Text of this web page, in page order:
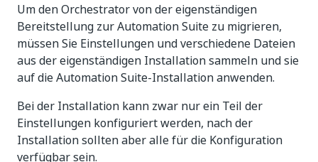
Um den Orchestrator von der eigenständigen
Bereitstellung zur Automation Suite zu migrieren,
müssen Sie Einstellungen und verschiedene Dateien
aus der eigenständigen Installation sammeln und sie
auf die Automation Suite-Installation anwenden.
Bei der Installation kann zwar nur ein Teil der
Einstellungen konfiguriert werden, nach der
Installation sollten aber alle für die Konfiguration
verfügbar sein.